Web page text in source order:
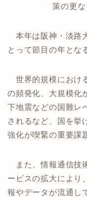
策の更
本年は阪神・淡路
とって節目の年とな
世界的規模におけ
の頻発化、大規模化
下地震などの国難レ
されるなど、国を挙
強化が喫緊の重要課
また、情報通信技
ービスの拡大により
報やデータが流通し